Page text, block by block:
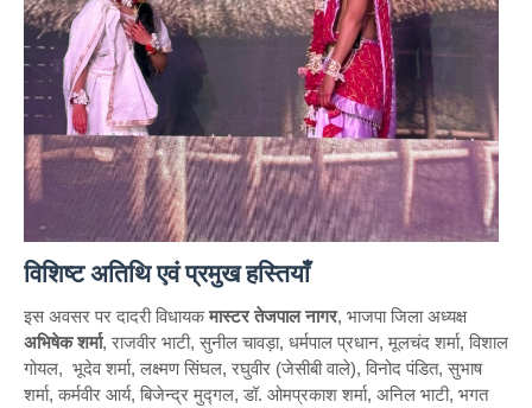
विशिष्ट अतिथि एवं प्रमुख हस्तियाँ
इस अवसर पर दादरी विधायकमास्टर तेजपाल नागर, भाजपा जिला अध्यक्ष
अभिषेक शर्मा, राजवीर भाटी, सुनील चावड़ा, धर्मपाल प्रधान, मूलचंद शर्मा, विशाल
गोयल, भूदेव शर्मा, लक्ष्मण सिंघल, रघुवीर (जेसीबी वाले), विनोद पंडित, सुभाष
शर्मा, कर्मवीर आर्य, बिजेन्द्र मुद्गल, डॉ. ओमप्रकाश शर्मा, अनिल भाटी, भगत